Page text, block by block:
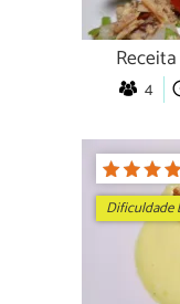
4
Dificuldade